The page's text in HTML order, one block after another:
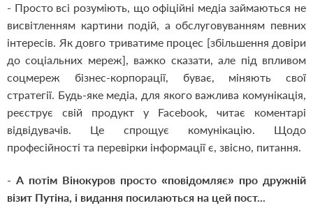
- Просто всі розуміють, що офіційні медіа займаються не
висвітленням картини подій, а обслуговуванням певних
інтересів. Як довго триватиме процес [збільшення довіри
до соціальних мереж], важко сказати, але під впливом
соцмереж бізнес-корпорації, буває, міняють свої
стратегії. Будь-яке медіа, для якого важлива комунікація,
реєструє свій продукт у Facebook, читає коментарі
відвідувачів. Це спрощує комунікацію. Щодо
професійності та перевірки інформації є, звісно, питання.
- А потім Вінокуров просто «повідомляє» про дружній
візит Путіна, і видання посилаються на цей пост...